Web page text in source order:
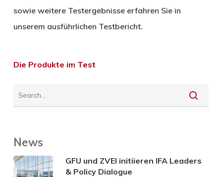
sowie weitere Testergebnisse erfahren Sie in
unserem ausführlichen Testbericht.
Die Produkte im Test
News
GFU und ZVEI initiieren IFA Leaders
& Policy Dialogue